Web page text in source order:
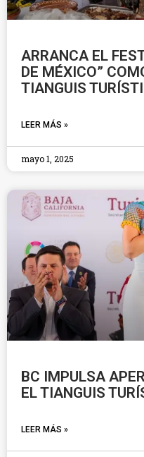
ARRANCA EL
DE MÉXICO”
TIANGUIS
LEER MÁS »
mayo 1, 2025
BC IMPULSA
EL TIANGUIS
LEER MÁS »